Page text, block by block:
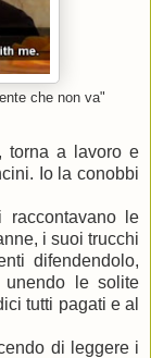
che non va"
torna a lavoro e
Io la conobbi
le
i suoi trucchi
difendendolo,
le solite
tutti pagati e al
di leggere i